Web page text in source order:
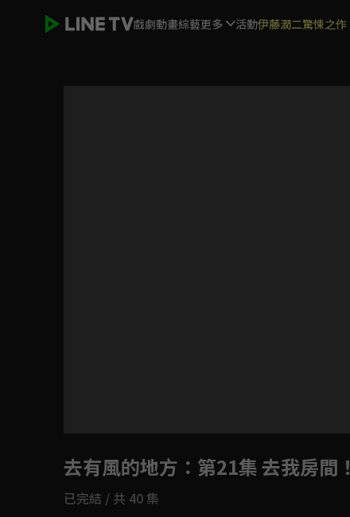
戲劇動畫綜藝更多 活動伊藤潤二驚悚之作
如有不便請見諒
去有風的地方 ：第21集 去我房間！
已完結 / 共 40 集